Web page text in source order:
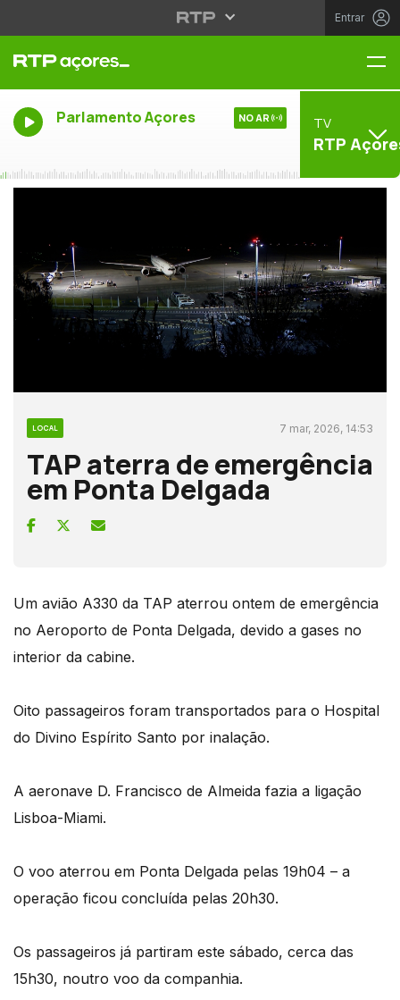
Entrar
Parlamento Açores NO AR TV
RTP
LOCAL 7 mar, 2026, 14:53
TAP aterra de emergência
em Ponta Delgada
Um avião A330 da TAP aterrou ontem de emergência
no Aeroporto de Ponta Delgada, devido a gases no
interior da cabine.
Oito passageiros foram transportados para o Hospital
do Divino Espírito Santo por inalação.
A aeronave D. Francisco de Almeida fazia a ligação
Lisboa-Miami.
O voo aterrou em Ponta Delgada pelas 19h04 – a
operação ficou concluída pelas 20h30.
Os passageiros já partiram este sábado, cerca das
15h30, noutro voo da companhia.